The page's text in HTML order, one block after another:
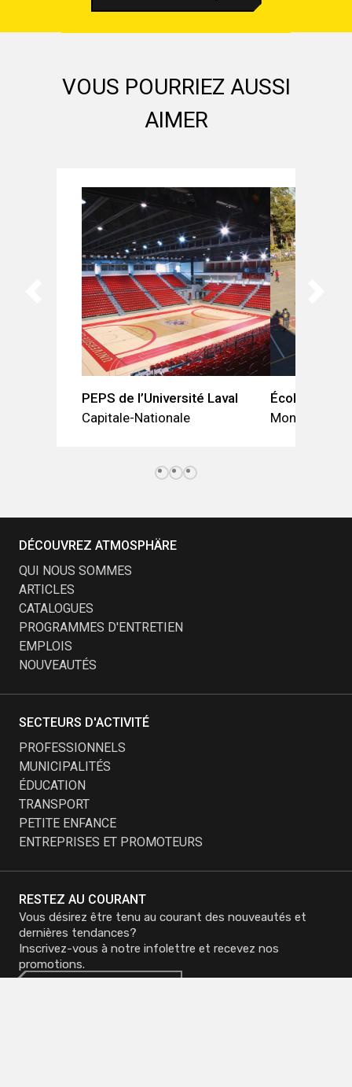
VOUS POURRIEZ AUSSI
AIMER
PEPS de l’Université Laval
Capitale-Nationale
École
Montréal
RESTEZ AU COURANT
Vous désirez être tenu au courant des nouveautés et
dernières tendances?
Inscrivez-vous à notre infolettre et recevez nos
promotions.
DÉCOUVREZ ATMOSPHÄRE
QUI NOUS SOMMES
ARTICLES
CATALOGUES
PROGRAMMES D'ENTRETIEN
EMPLOIS
NOUVEAUTÉS
SECTEURS D'ACTIVITÉ
PROFESSIONNELS
MUNICIPALITÉS
ÉDUCATION
TRANSPORT
PETITE ENFANCE
ENTREPRISES ET PROMOTEURS